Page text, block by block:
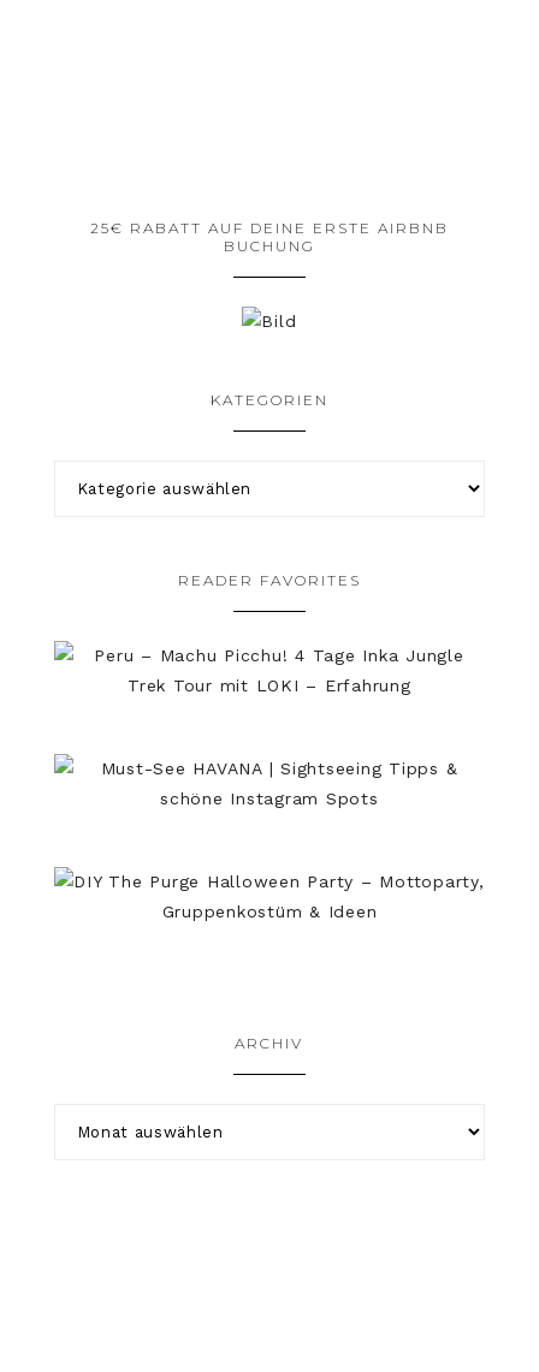
25€ RABATT AUF DEINE ERSTE AIRBNB
BUCHUNG
KATEGORIEN
READER FAVORITES
ARCHIV